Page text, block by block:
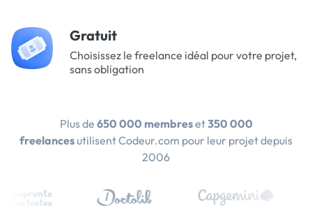
Gratuit
Choisissez le freelance idéal pour votre projet,
sans obligation
Plus de 650 000 membreset350 000
freelances utilisent Codeur.com pour leur projet depuis
2006